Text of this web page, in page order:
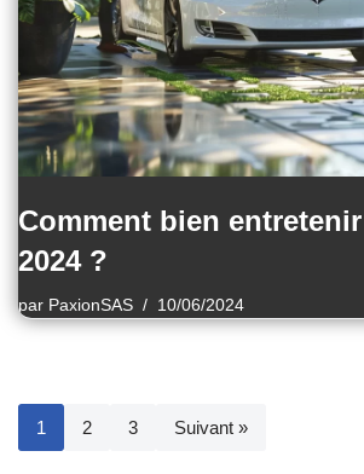
Comment bien
2024 ?
par PaxionSAS 10/06/2024
1 2 3 Suivant »